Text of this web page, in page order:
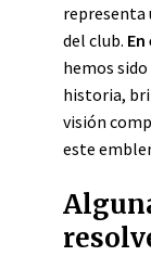
representa
del club.
hemos
historia,
visión
este